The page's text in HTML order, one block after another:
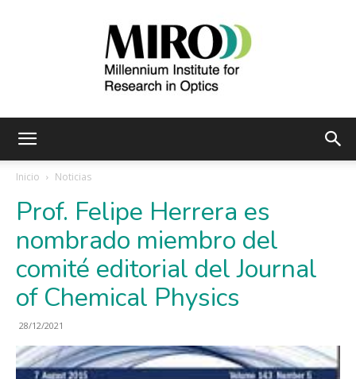
Milenio
de
Investigación
Inicio Noticias
Prof. Felipe Herrera es
nombrado miembro del
comité editorial del Journal
of Chemical Physics
28/12/2021